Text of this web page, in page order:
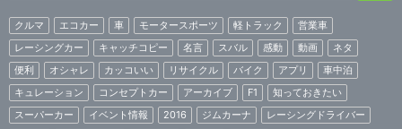
クルマ エコカー 車 モータースポーツ 軽トラック
営業車
レーシングカー
キャッチコピー 名言 スバル 感動 動画
ネタ
便利
オシャレ カッコいい リサイクル バイク アプリ
車中泊
キュレーション
コンセプトカー アーカイブ F1
知っておきたい
スーパーカー
イベント情報 2016 ジムカーナ
レーシングドライバー